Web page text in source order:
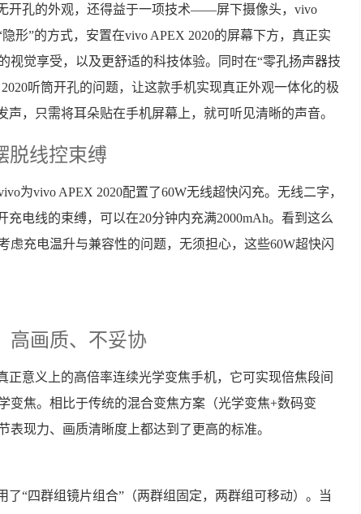
开孔的外观，还得益于一项技术——屏下摄像头，vivo
形”的方式，安置在vivo APEX 2020的屏幕下方，真正实
视觉享受，以及更舒适的科技体验。同时在“零孔扬声器技
听筒开孔的问题，让这款手机实现真正外观一体化的极
声，只需将耳朵贴在手机屏幕上，就可听见清晰的声音。
脱线控束缚
为vivo APEX 2020配置了60W无线超快闪充。无线二字，
充电线的束缚，可以在20分钟内充满2000mAh。看到这么
虑充电温升与兼容性的问题，无须担心，这些60W超快闪
高画质、不妥协
正意义上的高倍率连续光学变焦手机，它可实现倍焦段间
变焦。相比于传统的混合变焦方案（光学变焦+数码变
表现力、画质清晰度上都达到了更高的标准。
了“四群组镜片组合”（两群组固定，两群组可移动）。当